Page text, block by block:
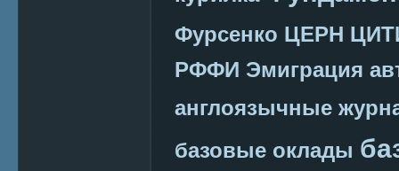
Фурсенко ЦЕРН
РФФИ Эмиграция
англоязычные
базовые оклады